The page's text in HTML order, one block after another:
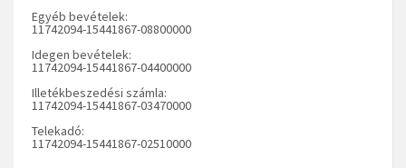
Egyéb bevételek:
11742094-15441867-08800000
Idegen bevételek:
11742094-15441867-04400000
Illetékbeszedési számla:
11742094-15441867-03470000
Telekadó:
11742094-15441867-02510000